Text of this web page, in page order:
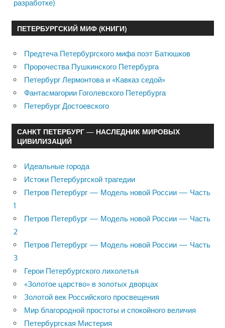
разработке)
ПЕТЕРБУРГСКИЙ МИФ (КНИГИ)
Предтеча Петербургского мифа поэт Батюшков
Пророчества Пушкинского Петербурга
Петербург Лермонтова и «Кавказ седой»
Фантасмагории Гоголевского Петербурга
Петербург Достоевского
САНКТ ПЕТЕРБУРГ — НАСЛЕДНИК МИРОВЫХ
ЦИВИЛИЗАЦИЙ
Идеальные города
Истоки Петербургской трагедии
Петров Петербург — Модель новой России — Часть
1
Петров Петербург — Модель новой России — Часть
2
Петров Петербург — Модель новой России — Часть
3
Герои Петербургского лихолетья
«Золотое царство» в золотых дворцах
Золотой век Российского просвещения
Мир благородной простоты и спокойного величия
Петербургская Мистерия